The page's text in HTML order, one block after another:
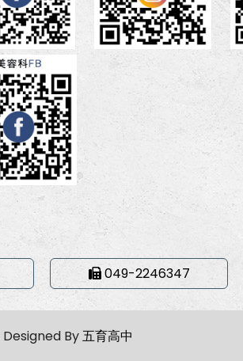
049-2246347
Designed By五育高中